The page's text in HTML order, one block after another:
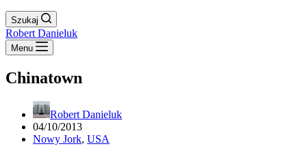
Szukaj
Robert Danieluk
Menu
Chinatown
Robert Danieluk
04/10/2013
Nowy Jork, USA